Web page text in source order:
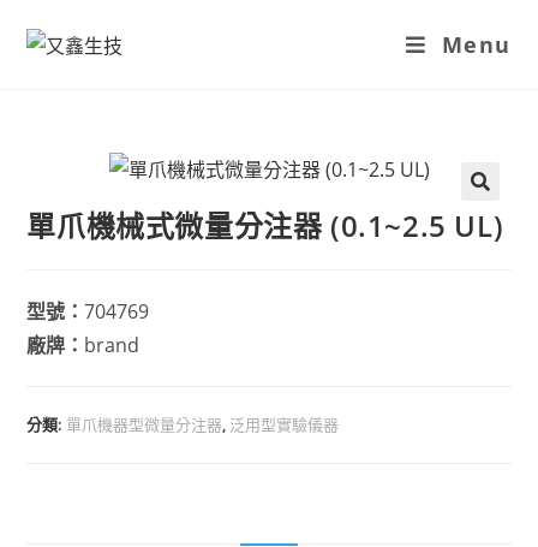
Menu
單爪機械式微量分注器 (0.1~2.5 UL)
型號：704769
廠牌： brand
分類: 單爪機器型微量分注器, 泛用型實驗儀器